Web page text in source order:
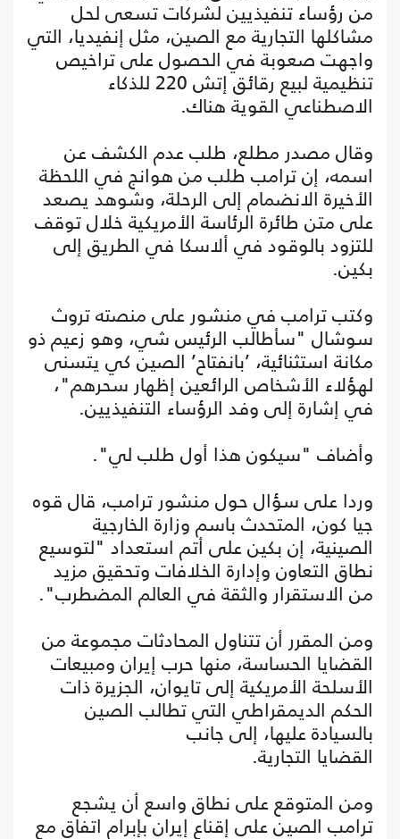
من رؤساء تنفيذيين لشركات تسعى لحل
مشاكلها التجارية مع الصين، مثل إنفيديا، التي
واجهت صعوبة في الحصول على تراخيص
تنظيمية لبيع رقائق إتش 220 للذكاء
الاصطناعي القوية هناك.
وقال مصدر مطلع، طلب عدم الكشف عن
اسمه، إن ترامب طلب من هوانج في اللحظة
الأخيرة الانضمام إلى الرحلة، وشوهد يصعد
على متن طائرة الرئاسة الأمريكية خلال توقف
للتزود بالوقود في ألاسكا في الطريق إلى
بكين.
وكتب ترامب في منشور على منصته تروث
سوشال "سأطالب الرئيس شي، وهو زعيم ذو
مكانة استثنائية، ’بانفتاح’ الصين كي يتسنى
لهؤلاء الأشخاص الرائعين إظهار سحرهم"،
في إشارة إلى وفد الرؤساء التنفيذيين.
وأضاف "سيكون هذا أول طلب لي".
وردا على سؤال حول منشور ترامب، قال قوه
جيا كون، المتحدث باسم وزارة الخارجية
الصينية، إن بكين على أتم استعداد "لتوسيع
نطاق التعاون وإدارة الخلافات وتحقيق مزيد
من الاستقرار والثقة في العالم المضطرب".
ومن المقرر أن تتناول المحادثات مجموعة من
القضايا الحساسة، منها حرب إيران ومبيعات
الأسلحة الأمريكية إلى تايوان، الجزيرة ذات
الحكم الديمقراطي التي تطالب الصين
بالسيادة عليها، إلى جانب
القضايا التجارية.
ومن المتوقع على نطاق واسع أن يشجع
ترامب الصين على إقناع إيران بإبرام اتفاق مع